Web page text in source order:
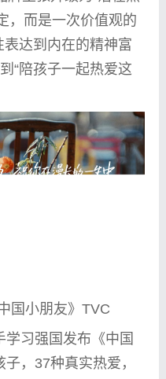
，而是一次价值观的
表达到内在的精神富
“陪孩子一起热爱这
国小朋友》TVC
学习强国发布《中国
，37种真实热爱，